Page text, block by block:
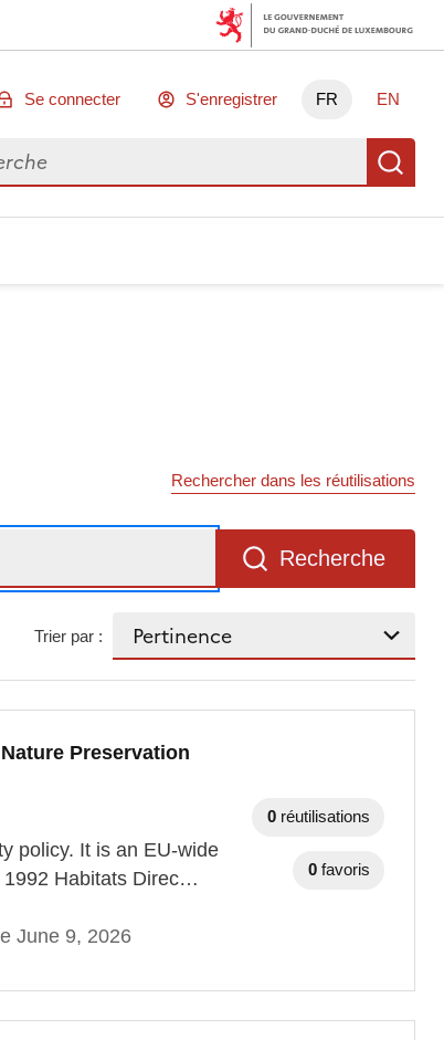
Se connecter S'enregistrer FR EN
des données
Rechercher dans les réutilisations
Recherche
Trier par :
Preservation
policy. It is an EU-wide
1992 Habitats Direc…
June 9, 2026
0 réutilisations
0 favoris